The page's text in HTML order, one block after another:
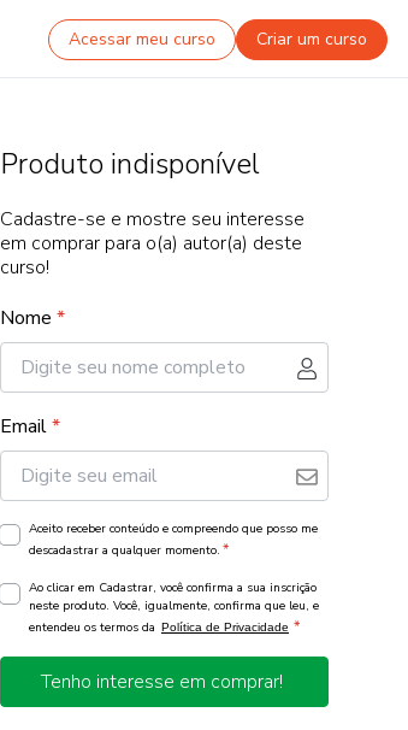
Acessar meu curso Criar um curso
Produto indisponível
Cadastre-se e mostre seu interesse
em comprar para o(a) autor(a) deste
curso!
Nome *
Email*
Aceito receber conteúdo e compreendo que posso me
descadastrar a qualquer momento. *
Ao clicar em Cadastrar, você confirma a sua inscrição
neste produto. Você, igualmente, confirma que leu, e
entendeu os termos da Política de Privacidade *
Tenho interesse em comprar!